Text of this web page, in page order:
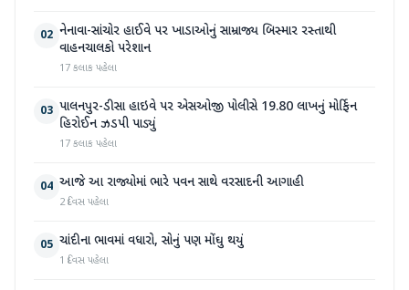
02 નેનાવા-સાંચોર હાઈવે પર ખાડાઓનું સામ્રાજ્ય બિસ્માર રસ્તાથી
વાહનચાલકો પરેશાન
17 કલાક પહેલા
03 પાલનપુર-ડીસા હાઇવે પર એસઓજી પોલીસે 19.80 લાખનું મોર્ફિન
હિરોઈન ઝડપી પાડ્યું
17 કલાક પહેલા
04 આજે આ રાજ્યોમાં ભારે પવન સાથે વરસાદની આગાહી
2 દિવસ પહેલા
05 ચાંદીના ભાવમાં વધારો, સોનું પણ મોંઘુ થયું
1 દિવસ પહેલા